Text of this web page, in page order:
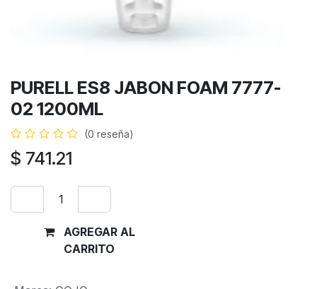
PURELL ES8 JABON FOAM 7777-
02 1200ML
(0 reseña)
$ 741.21
AGREGAR AL
CARRITO